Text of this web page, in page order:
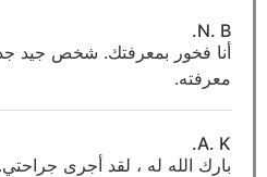
N. B.
أنا فخور بمعرفتك. شخص جيد
معرفته.
A. K.
بارك الله له ، لقد أجرى